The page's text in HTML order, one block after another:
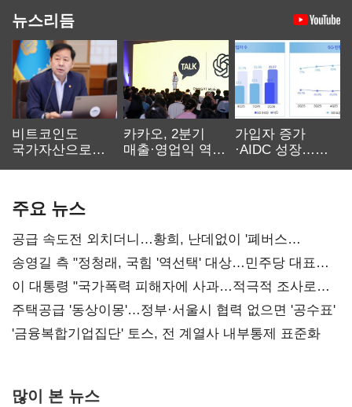
뉴스리듬
비트코인도
국가자산으로…'
카카오, 2분기
매출·영업익 역대
가입자 증가
·AIDC 성장…
주요 뉴스
공급 속도전 외치더니…황희, 난데없이 '폐버스
리모델링' 제안
송영길 측 "정청래, 국힘 '역선택' 대상…민주당 대표로
총선 지휘 못해"
이 대통령 "국가폭력 피해자에 사과…적극적 조사로
진실 밝혀야"
주택공급 '동상이몽'…정부·서울시 협력 없으면 '공수표'
'금융복합기업집단' 토스, 전 계열사 내부통제 표준화
많이 본 뉴스